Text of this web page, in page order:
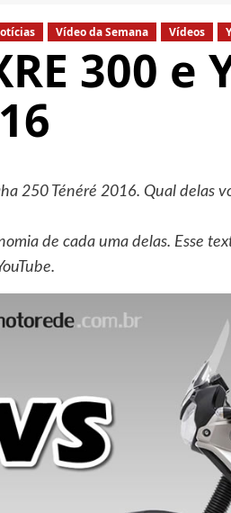
Vídeo da Semana Vídeos
300 e
250 Ténéré 2016. Qual delas
de cada uma delas. Esse